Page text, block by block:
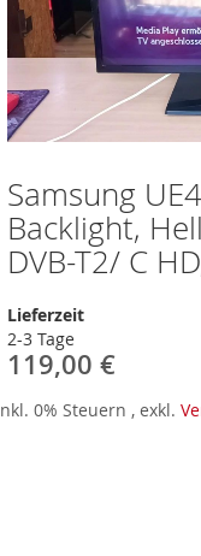
Samsung
Backlight,
DVB-T2/ C
Lieferzeit
2-3 Tage
119,00 €
0% Steuern , exkl.
Zum
Anfang
der
Bildergalerie